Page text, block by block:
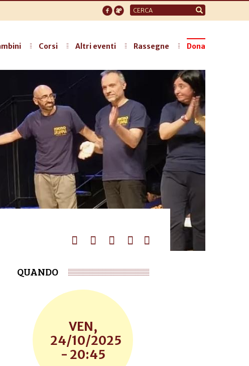
Form
di
Corsi Altri eventi Rassegne Dona
QUANDO
VEN,
24/10/2025
- 20:45